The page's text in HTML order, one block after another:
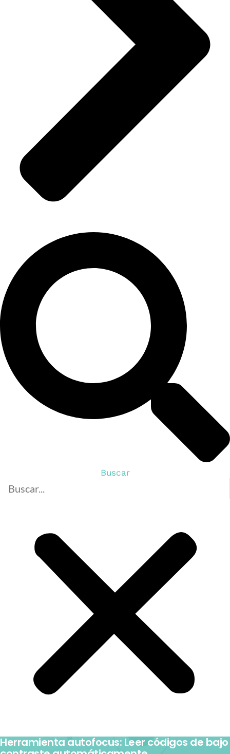
Buscar
Herramienta autofocus: Leer códigos de bajo